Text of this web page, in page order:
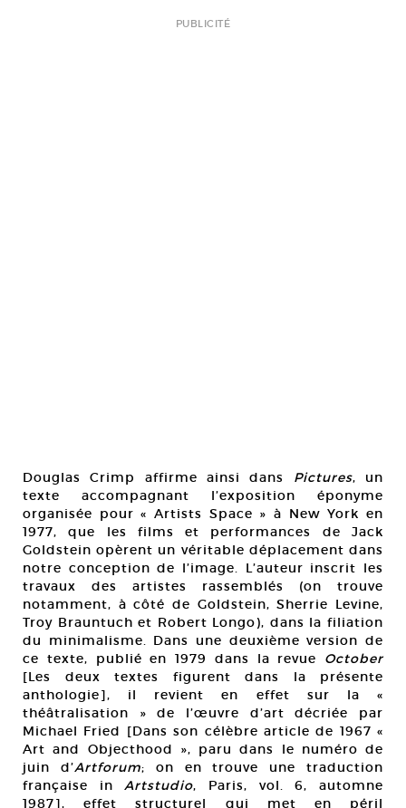
PUBLICITÉ
Douglas Crimp affirme ainsi dans Pictures, un
texte accompagnant l’exposition éponyme
organisée pour « Artists Space » à New York en
1977, que les films et performances de Jack
Goldstein opèrent un véritable déplacement dans
notre conception de l’image. L’auteur inscrit les
travaux des artistes rassemblés (on trouve
notamment, à côté de Goldstein, Sherrie Levine,
Troy Brauntuch et Robert Longo), dans la filiation
du minimalisme. Dans une deuxième version de
ce texte, publié en 1979 dans la revue October
[Les deux textes figurent dans la présente
anthologie], il revient en effet sur la «
théâtralisation » de l’œuvre d’art décriée par
Michael Fried [Dans son célèbre article de 1967 «
Art and Objecthood », paru dans le numéro de
juin d’Artforum; on en trouve une traduction
française inArtstudio, Paris, vol. 6, automne
1987], effet structurel qui met en péril